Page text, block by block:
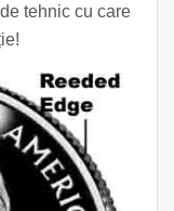
tehnic cu care